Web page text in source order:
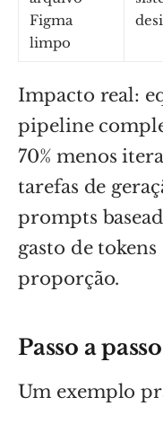
Figma
limpo
Impacto real:
pipeline
70% menos
tarefas de
prompts
gasto de
proporção.
Passo a
Um exemplo